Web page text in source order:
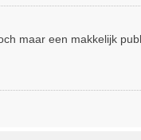
maar een makkelijk